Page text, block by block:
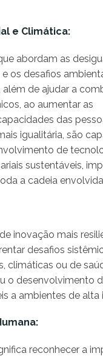
e Climática:
abordam as
os desafios
de ajudar a
ao aumentar as
das
igualitária, são
de
sustentáveis,
a cadeia
inovação mais
desafios
climáticas ou de
o desenvolvimento
a ambientes de alta
reconhecer a